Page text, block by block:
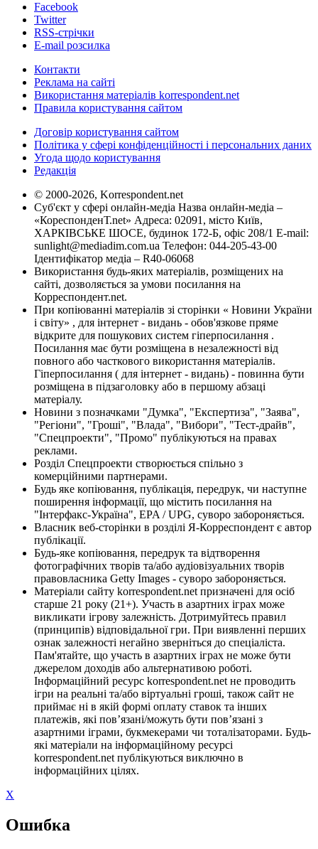
Facebook
Twitter
RSS-стрічки
E-mail розсилка
Контакти
Реклама на сайті
Використання матеріалів korrespondent.net
Правила користування сайтом
Договір користування сайтом
Політика у сфері конфіденційності і персональних даних
Угода щодо користування
Редакція
© 2000-2026, Korrespondent.net
Суб'єкт у сфері онлайн-медіа Назва онлайн-медіа –
«КореспонденТ.net» Адреса: 02091, місто Київ,
ХАРКІВСЬКЕ ШОСЕ, будинок 172-Б, офіс 208/1 E-mail:
sunlight@mediadim.com.ua Телефон: 044-205-43-00
Ідентифікатор медіа – R40-06068
Використання будь-яких матеріалів, розміщених на
сайті, дозволяється за умови посилання на
Корреспондент.net.
При копіюванні матеріалів зі сторінки « Новини України
і світу» , для інтернет - видань - обов'язкове пряме
відкрите для пошукових систем гіперпосилання .
Посилання має бути розміщена в незалежності від
повного або часткового використання матеріалів.
Гіперпосилання ( для інтернет - видань) - повинна бути
розміщена в підзаголовку або в першому абзаці
матеріалу.
Новини з позначками "Думка", "Експертиза", "Заява",
"Регіони", "Гроші", "Влада", "Вибори", "Тест-драйв",
"Спецпроекти", "Промо" публікуються на правах
реклами.
Розділ Спецпроекти створюється спільно з
комерційними партнерами.
Будь яке копіювання, публікація, передрук, чи наступне
поширення інформації, що містить посилання на
"Інтерфакс-Україна", EPA / UPG, суворо забороняється.
Власник веб-сторінки в розділі Я-Корреспондент є автор
публікації.
Будь-яке копіювання, передрук та відтворення
фотографічних творів та/або аудіовізуальних творів
правовласника Getty Images - суворо забороняється.
Матеріали сайту korrespondent.net призначені для осіб
старше 21 року (21+). Участь в азартних іграх може
викликати ігрову залежність. Дотримуйтесь правил
(принципів) відповідальної гри. При виявленні перших
ознак залежності негайно зверніться до спеціаліста.
Пам'ятайте, що участь в азартних іграх не може бути
джерелом доходів або альтернативою роботі.
Інформаційний ресурс korrespondent.net не проводить
ігри на реальні та/або віртуальні гроші, також сайт не
приймає ні в якій формі оплату ставок та інших
платежів, які пов’язані/можуть бути пов’язані з
азартними іграми, букмекерами чи тоталізаторами. Будь-
які матеріали на інформаційному ресурсі
korrespondent.net публікуються виключно в
інформаційних цілях.
X
Ошибка